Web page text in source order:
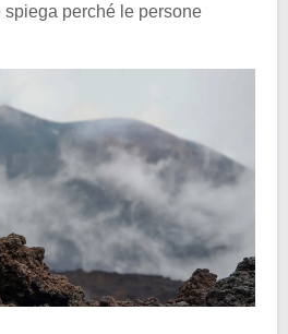
spiega perché le persone